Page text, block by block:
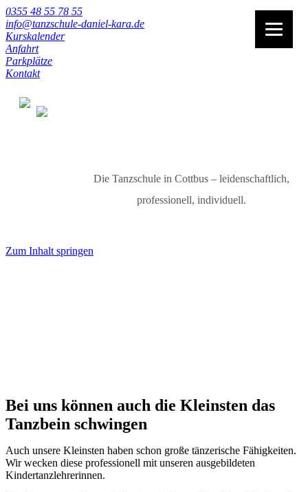
0355 48 55 78 55
info@tanzschule-daniel-kara.de
Kurskalender
Anfahrt
Parkplätze
Kontakt
Die Tanzschule in Cottbus – leidenschaftlich,
professionell, individuell.
Zum Inhalt springen
Bei uns können auch die Kleinsten das
Tanzbein schwingen
Auch unsere Kleinsten haben schon große tänzerische Fähigkeiten.
Wir wecken diese professionell mit unseren ausgebildeten
Kindertanzlehrerinnen.